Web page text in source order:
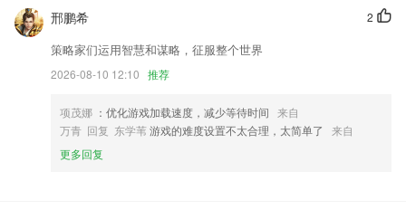
2
邢鹏希
策略家们运用智慧和谋略，征服整个世界
2026-08-10 12:10 推荐
项茂娜 ：优化游戏加载速度，减少等待时间 来自
万青 回复 东学苇游戏的难度设置不太合理，太简单了
来自
更多回复